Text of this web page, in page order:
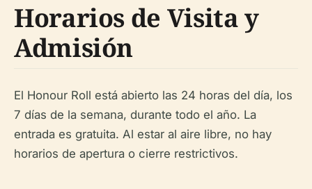
Horarios de Visita y
Admisión
El Honour Roll está abierto las 24 horas del día, los
7 días de la semana, durante todo el año. La
entrada es gratuita. Al estar al aire libre, no hay
horarios de apertura o cierre restrictivos.